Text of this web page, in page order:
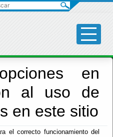
en
al uso de
en este sitio
el correcto funcionamiento del